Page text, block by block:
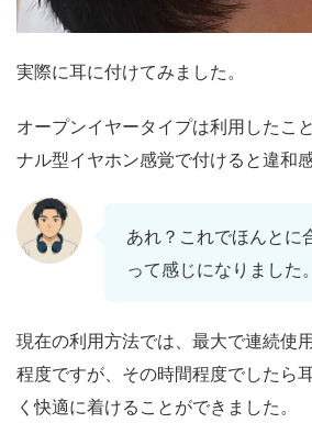
実際に耳に付けてみました。
オープンイヤータイプは利用したこ
ナル型イヤホン感覚で付けると違和
あれ？これでほんとに
って感じになりました。
現在の利用方法では、最大で連続使
程度ですが、その時間程度でしたら
く快適に着けることができました。